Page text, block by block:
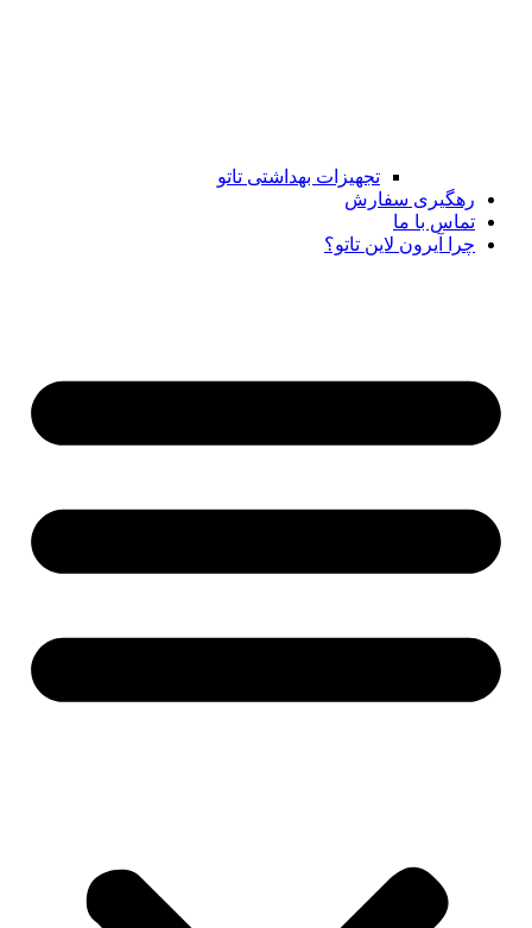
تجهیزات بهداشتی تاتو
رهگیری سفارش
تماس با ما
چرا آیرون لاین تاتو؟